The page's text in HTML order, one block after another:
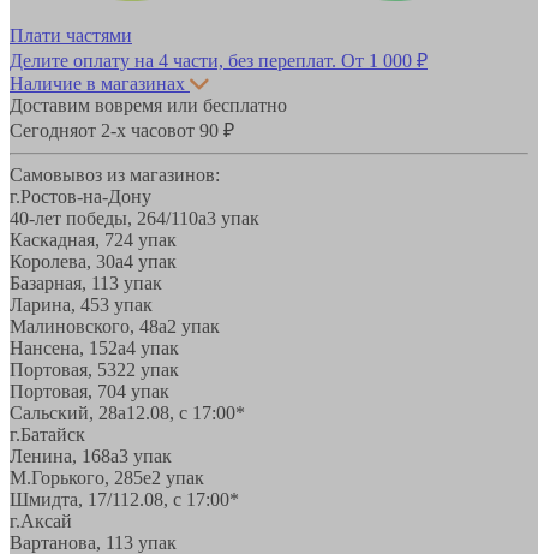
Плати частями
Делите оплату на 4 части, без переплат. От 1 000 ₽
Наличие в магазинах
Доставим вовремя или бесплатно
Сегодняот 2-х часовот 90 ₽
Самовывоз из магазинов:
г.Ростов-на-Дону
40-лет победы, 264/110а3 упак
Каскадная, 724 упак
Королева, 30а4 упак
Базарная, 113 упак
Ларина, 453 упак
Малиновского, 48а2 упак
Нансена, 152а4 упак
Портовая, 5322 упак
Портовая, 704 упак
Сальский, 28a12.08, с 17:00*
г.Батайск
Ленина, 168а3 упак
М.Горького, 285е2 упак
Шмидта, 17/112.08, с 17:00*
г.Аксай
Вартанова, 113 упак